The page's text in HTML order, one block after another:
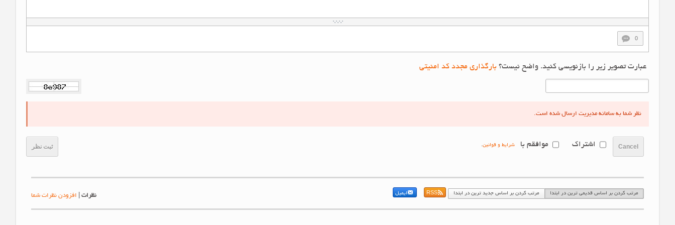
0
عبارت تصویر زیر را بازنویسی کنید. واضح نیست؟ بارگذاری مجدد کد امنیتی
نظر شما به سامانه مدیریت ارسال شده است.
ثبت نظر Cancel اشتراک موافقم با شرایط و قوانین.
نظرات افزودن نظرات شما مرتب کردن بر اساس قدیمی ترین در ابتدا مرتب کردن بر اساس جدید ترین در ابتدا ایمیل RSS